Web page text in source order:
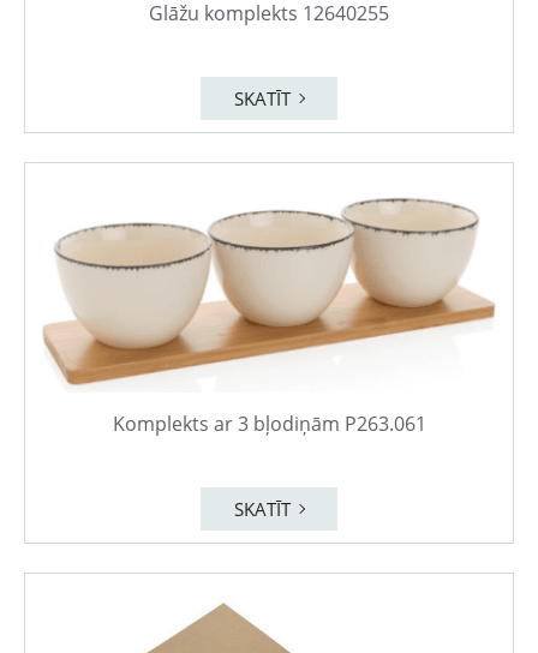
Glāžu komplekts 12640255
SKATĪT
Komplekts ar 3 bļodiņām P263.061
SKATĪT